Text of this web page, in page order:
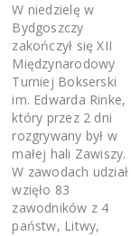
W niedzielę w
Bydgoszczy
zakończył się XII
Międzynarodowy
Turniej Bokserski
im. Edwarda Rinke,
który przez 2 dni
rozgrywany był w
małej hali Zawiszy.
W zawodach udział
wzięło 83
zawodników z 4
państw, Litwy,